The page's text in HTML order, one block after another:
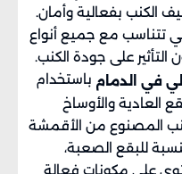
الكنب بفعالية وأمان.
تتناسب مع جميع أنواع
على جودة الكنب.
في الدمام باستخدام
العادية والأوساخ
المصنوع من الأقمشة
للبقع الصعبة،
على مكونات فعالة